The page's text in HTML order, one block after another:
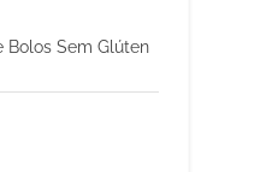
Bolos Sem Glúten